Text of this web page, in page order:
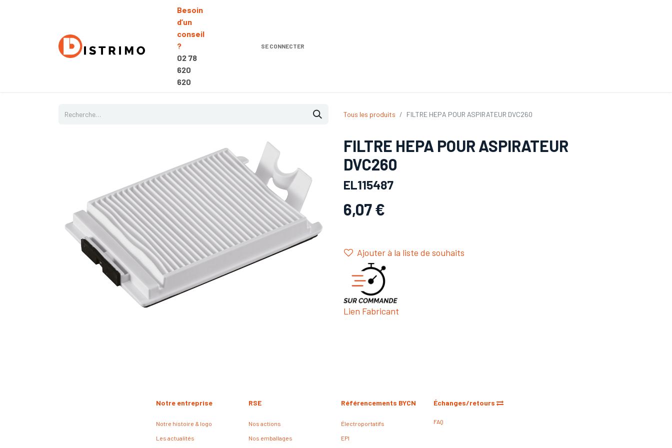
Besoin
d’un
conseil
?
02 78
620
620
SE CONNECTER
Tous les produits FILTRE HEPA POUR ASPIRATEUR DVC260
FILTRE HEPA POUR ASPIRATEUR
DVC260
EL115487
6,07€
Ajouter à la liste de souhaits
Lien Fabricant
Échanges/retours
FAQ
Référencements BYCN
Électroportatifs
EPI
RSE
Nos actions
Nos emballages
Notre entreprise
Notre histoire & logo
Les actualités